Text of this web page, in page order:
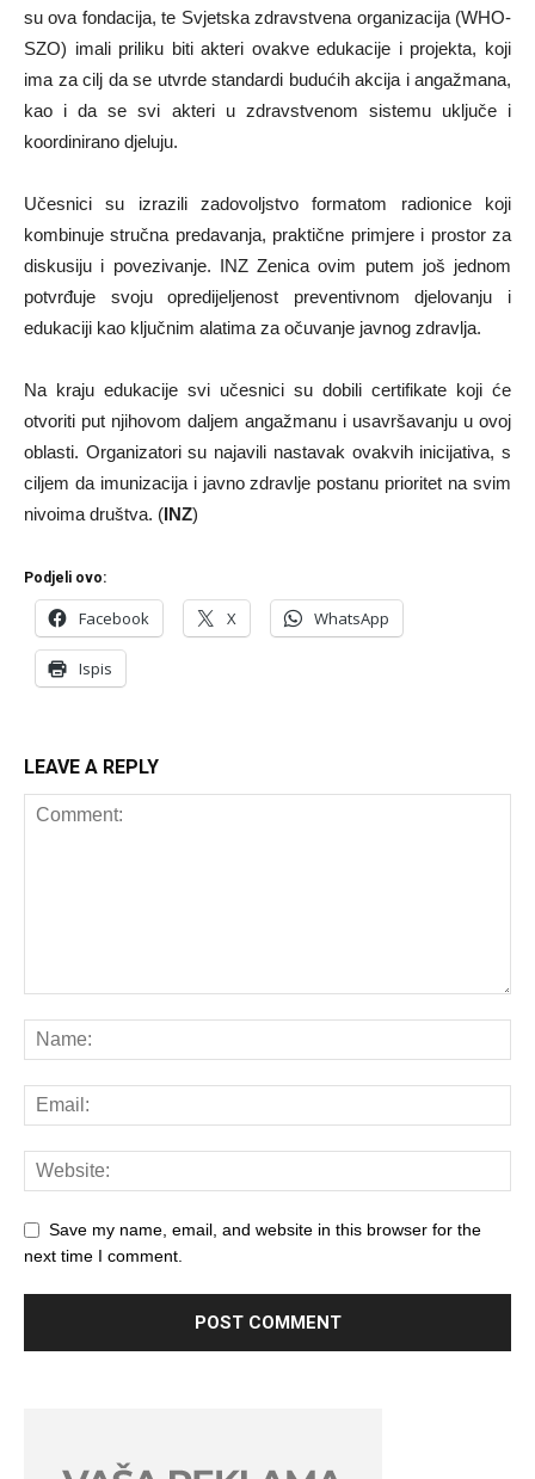
su ova fondacija, te Svjetska zdravstvena organizacija (WHO-
SZO) imali priliku biti akteri ovakve edukacije i projekta, koji
ima za cilj da se utvrde standardi budućih akcija i angažmana,
kao i da se svi akteri u zdravstvenom sistemu uključe i
koordinirano djeluju.
Učesnici su izrazili zadovoljstvo formatom radionice koji
kombinuje stručna predavanja, praktične primjere i prostor za
diskusiju i povezivanje. INZ Zenica ovim putem još jednom
potvrđuje svoju opredijeljenost preventivnom djelovanju i
edukaciji kao ključnim alatima za očuvanje javnog zdravlja.
Na kraju edukacije svi učesnici su dobili certifikate koji će
otvoriti put njihovom daljem angažmanu i usavršavanju u ovoj
oblasti. Organizatori su najavili nastavak ovakvih inicijativa, s
ciljem da imunizacija i javno zdravlje postanu prioritet na svim
nivoima društva. (INZ)
Podjeli ovo:
Facebook X WhatsApp
Ispis
LEAVE A REPLY
Save my name, email, and website in this browser for the
next time I comment.